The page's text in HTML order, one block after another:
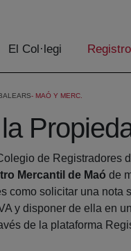
El Col·legi
MAÓ Y MERC.
de Registradores
Mercantil de Maó de
como solicitar una nota
y disponer de ella en
de la plataforma